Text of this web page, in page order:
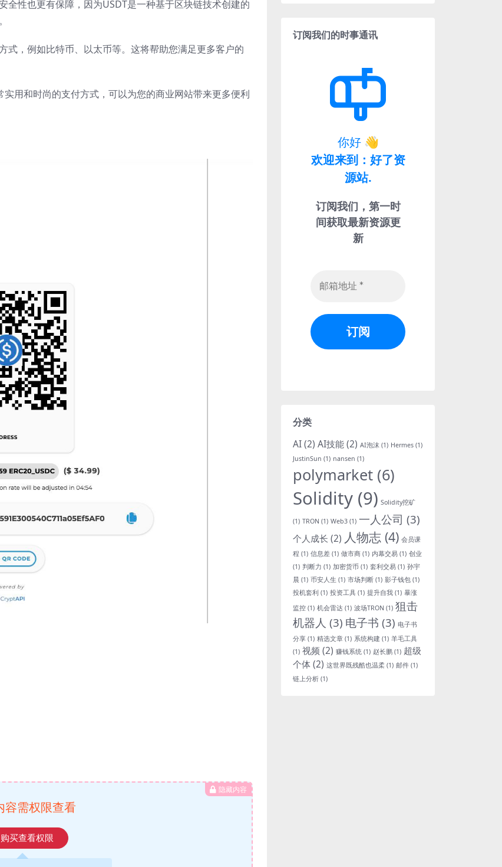
全性也更有保障，因为USDT是一种基于区块链技术创建的
式，例如比特币、以太币等。这将帮助您满足更多客户的
用和时尚的支付方式，可以为您的商业网站带来更多便利
隐藏内容
容需权限查看
购买查看权限
订阅我们的时事通讯
你好👋
欢迎来到：好了资
源站.
订阅我们，第一时
间获取最新资源更
新
分类
AI(2) AI技能(2) AI泡沫 (1) Hermes (1)
JustinSun (1) nansen (1)
polymarket (6)
Solidity (9) Solidity挖矿
(1) TRON (1) Web3 (1) 一人公司 (3)
个人成长 (2) 人物志 (4) 会员课
程 (1) 信息差 (1) 做市商 (1) 内幕交易 (1) 创业
(1) 判断力 (1) 加密货币 (1) 套利交易 (1) 孙宇
晨 (1) 币安人生 (1) 市场判断 (1) 影子钱包 (1)
投机套利 (1) 投资工具 (1) 提升自我 (1) 暴涨
监控 (1) 机会雷达 (1) 波场TRON (1) 狙击
机器人 (3) 电子书 (3) 电子书
分享 (1) 精选文章 (1) 系统构建 (1) 羊毛工具
(1) 视频 (2) 赚钱系统 (1) 赵长鹏 (1) 超级
个体(2) 这世界既残酷也温柔 (1) 邮件 (1)
链上分析 (1)